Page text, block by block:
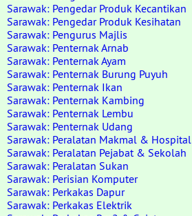
Sarawak: Pengedar Produk Kecantikan
Sarawak: Pengedar Produk Kesihatan
Sarawak: Pengurus Majlis
Sarawak: Penternak Arnab
Sarawak: Penternak Ayam
Sarawak: Penternak Burung Puyuh
Sarawak: Penternak Ikan
Sarawak: Penternak Kambing
Sarawak: Penternak Lembu
Sarawak: Penternak Udang
Sarawak: Peralatan Makmal & Hospital
Sarawak: Peralatan Pejabat & Sekolah
Sarawak: Peralatan Sukan
Sarawak: Perisian Komputer
Sarawak: Perkakas Dapur
Sarawak: Perkakas Elektrik